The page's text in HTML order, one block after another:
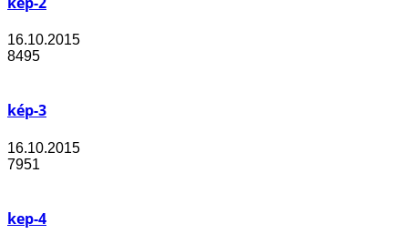
16.10.2015
8495
kép-3
16.10.2015
7951
kep-4